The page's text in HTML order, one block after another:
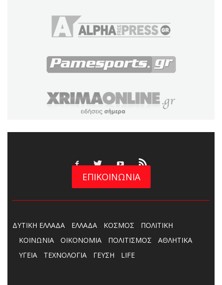
ΕΠΙΚΟΙΝΩΝΙΑ
ΔΥΤΙΚΗ ΕΛΛΑΔΑ ΕΛΛΑΔΑ ΚΟΣΜΟΣ
ΠΟΛΙΤΙΚΗ
ΚΟΙΝΩΝΙΑ
ΟΙΚΟΝΟΜΙΑ ΠΟΛΙΤΙΣΜΟΣ
ΑΘΛΗΤΙΚΑ
ΥΓΕΙΑ
ΤΕΧΝΟΛΟΓΙΑ ΓΕΥΣΗ LIFE